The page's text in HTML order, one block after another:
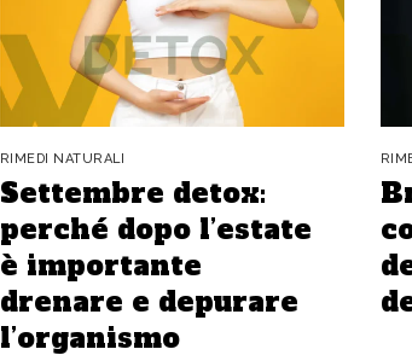
RIMEDI NATURALI
Settembre detox:
perché dopo l’estate
è importante
drenare e depurare
l’organismo